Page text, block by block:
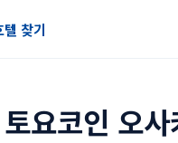
텔 찾기
토요코인 오